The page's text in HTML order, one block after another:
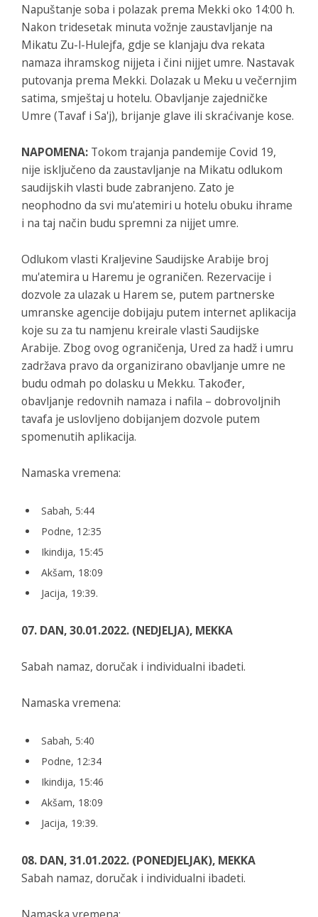
Napuštanje soba i polazak prema Mekki oko 14:00 h.
Nakon tridesetak minuta vožnje zaustavljanje na
Mikatu Zu-l-Hulejfa, gdje se klanjaju dva rekata
namaza ihramskog nijjeta i čini nijjet umre. Nastavak
putovanja prema Mekki. Dolazak u Meku u večernjim
satima, smještaj u hotelu. Obavljanje zajedničke
Umre (Tavaf i Sa'j), brijanje glave ili skraćivanje kose.
NAPOMENA: Tokom trajanja pandemije Covid 19,
nije isključeno da zaustavljanje na Mikatu odlukom
saudijskih vlasti bude zabranjeno. Zato je
neophodno da svi mu'atemiri u hotelu obuku ihrame
i na taj način budu spremni za nijjet umre.
Odlukom vlasti Kraljevine Saudijske Arabije broj
mu'atemira u Haremu je ograničen. Rezervacije i
dozvole za ulazak u Harem se, putem partnerske
umranske agencije dobijaju putem internet aplikacija
koje su za tu namjenu kreirale vlasti Saudijske
Arabije. Zbog ovog ograničenja, Ured za hadž i umru
zadržava pravo da organizirano obavljanje umre ne
budu odmah po dolasku u Mekku. Također,
obavljanje redovnih namaza i nafila – dobrovoljnih
tavafa je uslovljeno dobijanjem dozvole putem
spomenutih aplikacija.
Namaska vremena:
Sabah, 5:44
Podne, 12:35
Ikindija, 15:45
Akšam, 18:09
Jacija, 19:39.
07. DAN, 30.01.2022. (NEDJELJA), MEKKA
Sabah namaz, doručak i individualni ibadeti.
Namaska vremena:
Sabah, 5:40
Podne, 12:34
Ikindija, 15:46
Akšam, 18:09
Jacija, 19:39.
08. DAN, 31.01.2022. (PONEDJELJAK), MEKKA
Sabah namaz, doručak i individualni ibadeti.
Namaska vremena: